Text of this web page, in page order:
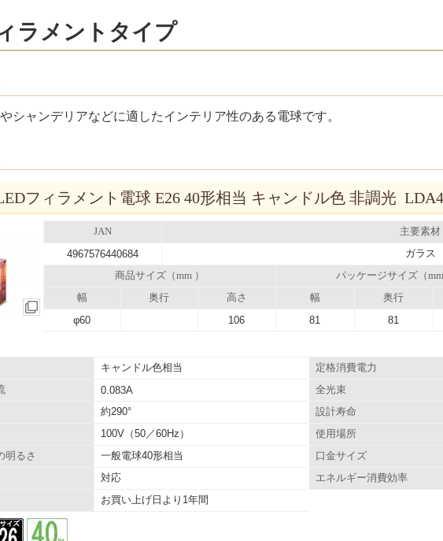
ラメントタイプ
シャンデリアなどに適したインテリア性のある電球です。
フィラメント電球 E26 40形相当 キャンドル色 非調光
JAN 主要素材
4967576440684 ガラス
商品サイズ（mm ） パッケージサイズ（mm
幅 奥行 高さ 幅 奥行
φ60 106 81 81
キャンドル色相当 定格消費電力
0.083A 全光束
約290° 設計寿命
100V（50／60Hz） 使用場所
明るさ 一般電球40形相当 口金サイズ
対応 エネルギー消費効率
お買い上げ日より1年間